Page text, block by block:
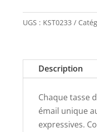
de
ARTISTIC
UGS : KST0233
Description
Chaque tasse
émail unique
expressives.